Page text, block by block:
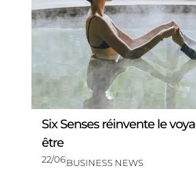
Six Senses réinvente le
être
22/06BUSINESS NEWS